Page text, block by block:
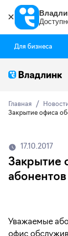
✕
Для бизнеса
Главная
Закрытие офиса
17.10.2017
Закрытие
абонентов
Уважаемые
офис